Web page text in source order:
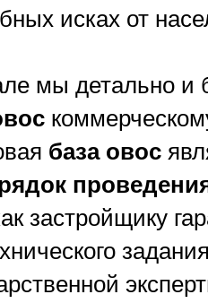
исках от
мы детально и
база овос
застройщику